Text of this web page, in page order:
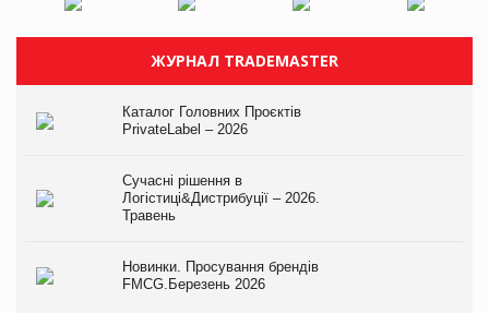
ЖУРНАЛ TRADEMASTER
Каталог Головних Проєктів
PrivateLabel – 2026
Сучасні рішення в
Логістиці&Дистрибуції – 2026.
Травень
Новинки. Просування брендів
FMCG.Березень 2026